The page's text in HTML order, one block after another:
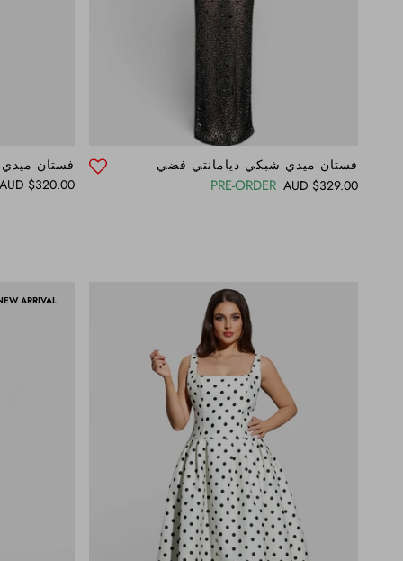
فستان ميدي شبكي ديامانتي فضي
Regular price
$329.00 AUD
PRE-ORDER
فستان
Regular price
$320.00 AUD
ARRIVAL